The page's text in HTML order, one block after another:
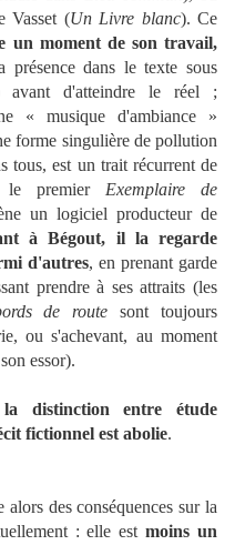
Vasset (Un Livre blanc). Ce
un moment de son travail,
dans le texte sous
avant d'atteindre le réel ;
« musique d'ambiance »
forme singulière de pollution
tous, est un trait récurrent de
le premier Exemplaire de
un logiciel producteur de
à Bégout, il la regarde
d'autres, en prenant garde
prendre à ses attraits (les
de route sont toujours
ou s'achevant, au moment
essor).
la distinction entre étude
fictionnel est abolie.
des conséquences sur la
: elle estmoins un